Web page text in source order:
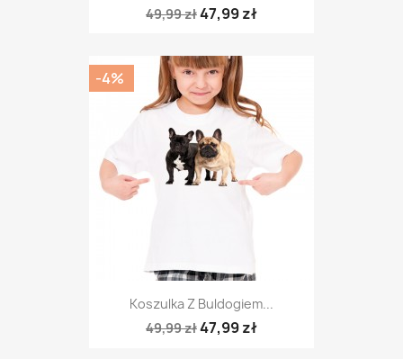
49,99 zł47,99 zł
Koszulka Z Buldogiem...
49,99 zł47,99 zł
-4%